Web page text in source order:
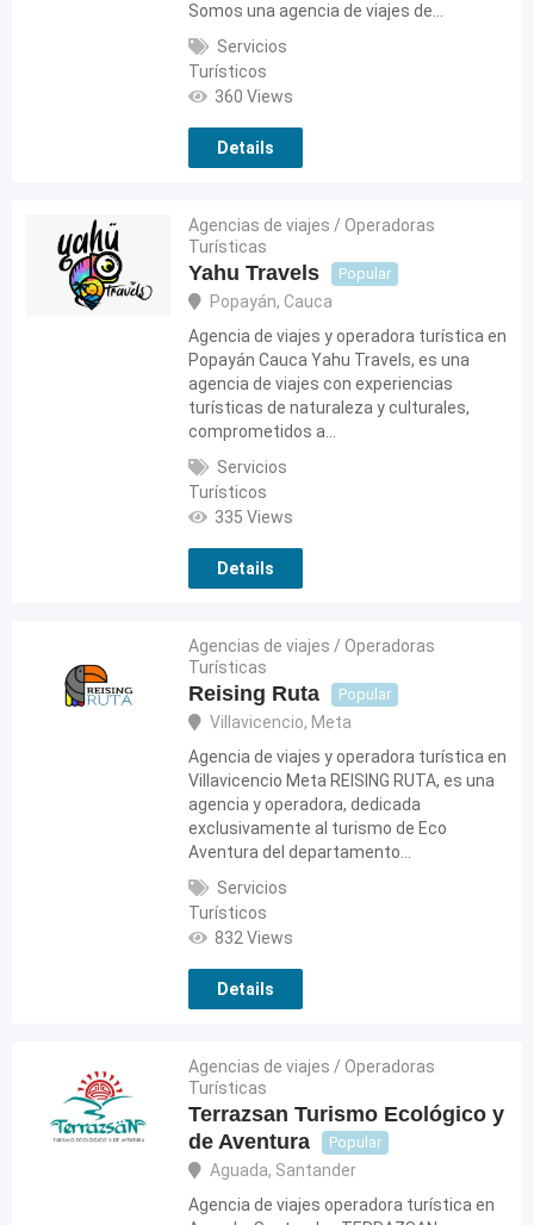
Somos una agencia de viajes de…
Servicios
Turísticos
360 Views
Details
Agencias de viajes / Operadoras
Turísticas
Yahu Travels Popular
Popayán, Cauca
Agencia de viajes y operadora turística en
Popayán Cauca Yahu Travels, es una
agencia de viajes con experiencias
turísticas de naturaleza y culturales,
comprometidos a…
Servicios
Turísticos
335 Views
Details
Agencias de viajes / Operadoras
Turísticas
Reising Ruta Popular
Villavicencio, Meta
Agencia de viajes y operadora turística en
Villavicencio Meta REISING RUTA, es una
agencia y operadora, dedicada
exclusivamente al turismo de Eco
Aventura del departamento…
Servicios
Turísticos
832 Views
Details
Agencias de viajes / Operadoras
Turísticas
Terrazsan Turismo Ecológico y
de Aventura
Popular
Aguada, Santander
Agencia de viajes operadora turística en